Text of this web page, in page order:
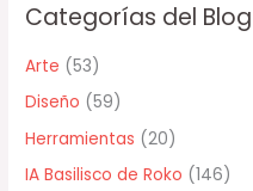
a
o
r
:
Categorías del Blog
Arte (53)
Diseño (59)
Herramientas (20)
IA Basilisco de Roko (146)